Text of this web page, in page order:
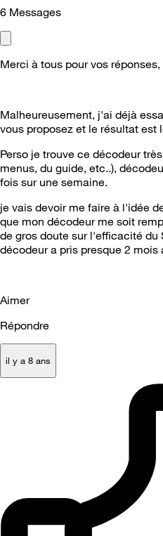
6 Messages
Merci à tous pour vos réponses,
Malheureusement, j'ai déjà
vous proposez et le résultat est
Perso je trouve ce décodeur
menus, du guide, etc..),
fois sur une semaine.
je vais devoir me faire à l'idée
que mon décodeur me soit
de gros doute sur l'efficacité du
décodeur a pris presque 2 mois
Aimer
Répondre
il y a 8 ans